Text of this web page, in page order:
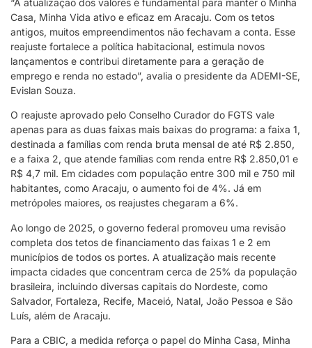
“A atualização dos valores é fundamental para manter o Minha
Casa, Minha Vida ativo e eficaz em Aracaju. Com os tetos
antigos, muitos empreendimentos não fechavam a conta. Esse
reajuste fortalece a política habitacional, estimula novos
lançamentos e contribui diretamente para a geração de
emprego e renda no estado”, avalia o presidente da ADEMI-SE,
Evislan Souza.
O reajuste aprovado pelo Conselho Curador do FGTS vale
apenas para as duas faixas mais baixas do programa: a faixa 1,
destinada a famílias com renda bruta mensal de até R$ 2.850,
e a faixa 2, que atende famílias com renda entre R$ 2.850,01 e
R$ 4,7 mil. Em cidades com população entre 300 mil e 750 mil
habitantes, como Aracaju, o aumento foi de 4%. Já em
metrópoles maiores, os reajustes chegaram a 6%.
Ao longo de 2025, o governo federal promoveu uma revisão
completa dos tetos de financiamento das faixas 1 e 2 em
municípios de todos os portes. A atualização mais recente
impacta cidades que concentram cerca de 25% da população
brasileira, incluindo diversas capitais do Nordeste, como
Salvador, Fortaleza, Recife, Maceió, Natal, João Pessoa e São
Luís, além de Aracaju.
Para a CBIC, a medida reforça o papel do Minha Casa, Minha